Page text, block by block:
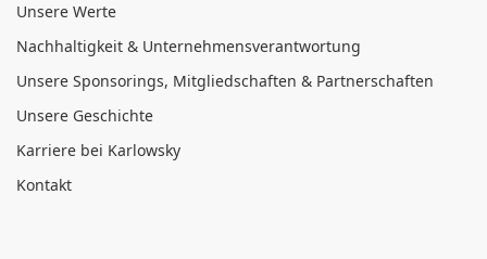
Unsere Werte
Nachhaltigkeit & Unternehmensverantwortung
Unsere Sponsorings, Mitgliedschaften & Partnerschaften
Unsere Geschichte
Karriere bei Karlowsky
Kontakt